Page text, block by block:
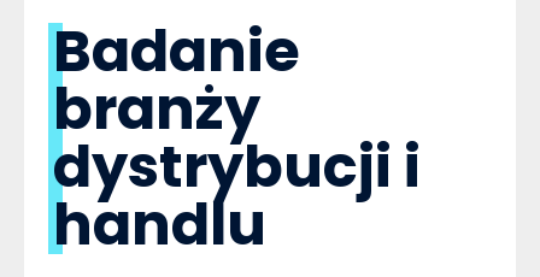
Badanie
branży
dystrybucji i
handlu